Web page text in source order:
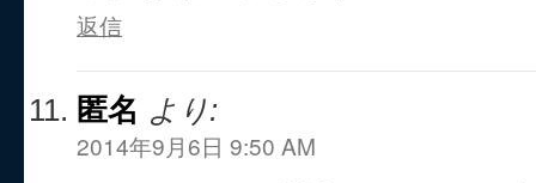
返信
匿名 より:
2014年9月6日 9:50 AM